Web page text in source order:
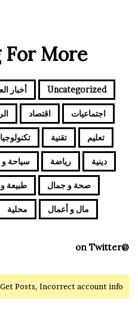
More?
Uncategorized أخبار
اجتماعيات اقتصاد
تعليم تقنية تكنولوجيا
دينية رياضة سياحة
صحة و جمال طبيعة
مال و أعمال محلية
@on Twitter
Posts, Incorrect account info.